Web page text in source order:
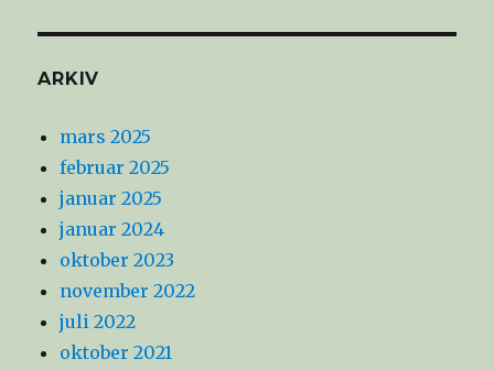
ARKIV
mars 2025
februar 2025
januar 2025
januar 2024
oktober 2023
november 2022
juli 2022
oktober 2021